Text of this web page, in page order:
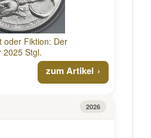
oder Fiktion: Der
2025 Stgl.
zum Artikel
2026